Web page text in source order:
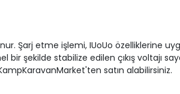
Şarj etme işlemi, IUoUo özelliklerine
bir şekilde stabilize edilen çıkış voltajı
satın alabilirsiniz.